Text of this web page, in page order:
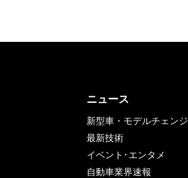
ニュース
新型車・モデルチェンジ
最新技術
イベント･エンタメ
自動車業界速報